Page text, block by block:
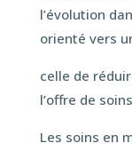
l’évolution
orienté vers
celle de
l’offre de
Les soins en